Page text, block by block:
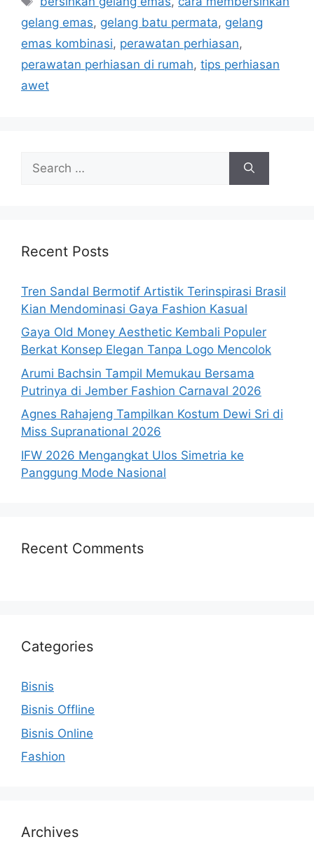
gelang emas, gelang batu permata, gelang
emas kombinasi, perawatan perhiasan,
perawatan perhiasan di rumah, tips perhiasan
awet
for:
Recent Posts
Tren Sandal Bermotif Artistik Terinspirasi Brasil
Kian Mendominasi Gaya Fashion Kasual
Gaya Old Money Aesthetic Kembali Populer
Berkat Konsep Elegan Tanpa Logo Mencolok
Arumi Bachsin Tampil Memukau Bersama
Putrinya di Jember Fashion Carnaval 2026
Agnes Rahajeng Tampilkan Kostum Dewi Sri di
Miss Supranational 2026
IFW 2026 Mengangkat Ulos Simetria ke
Panggung Mode Nasional
Recent Comments
Categories
Bisnis
Bisnis Offline
Bisnis Online
Fashion
Archives